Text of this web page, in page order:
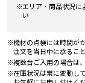
エリア・商品状況
い
機材の点検には時間が
注文を当日中に承るこ
複数台ご入用の場合は
在庫状況は常に変動し